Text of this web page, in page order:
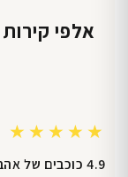
אלפי
★★★★★
4.9 כוכבים של אהבה: הדירוג הממוצע מלקוחות מאושרים